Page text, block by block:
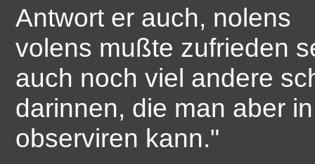
Antwort er auch, nolens
volens mußte zufrieden
auch noch viel andere
darinnen, die man aber
observiren kann."